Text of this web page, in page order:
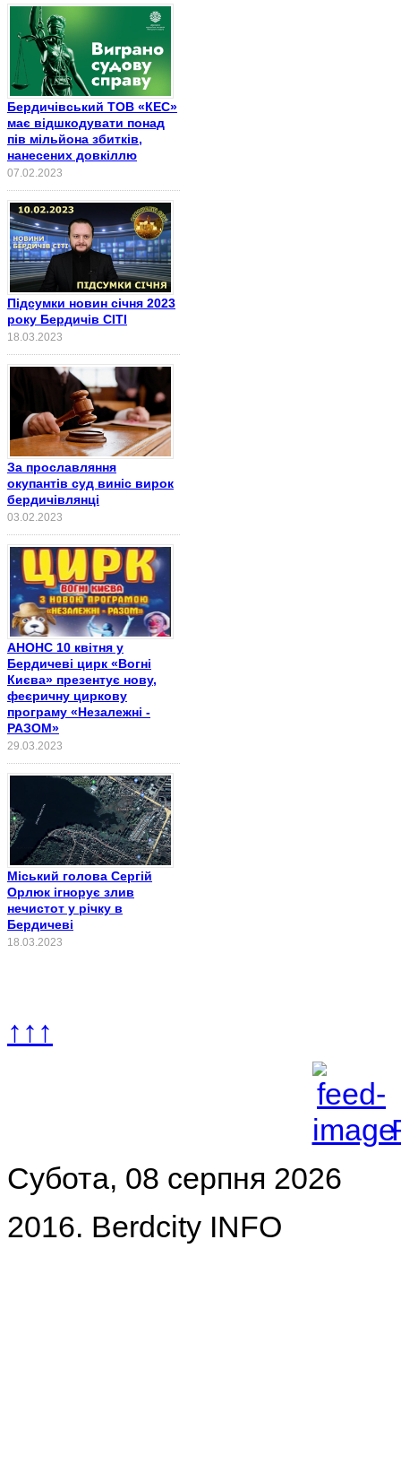
Бердичівський ТОВ «КЕС»
має відшкодувати понад
пів мільйона збитків,
нанесених довкіллю
07.02.2023
Підсумки новин січня 2023
року Бердичів СІТІ
18.03.2023
За прославляння
окупантів суд виніс вирок
бердичівлянці
03.02.2023
АНОНС 10 квітня у
Бердичеві цирк «Вогні
Києва» презентує нову,
феєричну циркову
програму «Незалежні -
РАЗОМ»
29.03.2023
Міський голова Сергій
Орлюк ігнорує злив
нечистот у річку в
Бердичеві
18.03.2023
↑↑↑
Субота, 08 серпня 2026
2016. Berdcity INFO